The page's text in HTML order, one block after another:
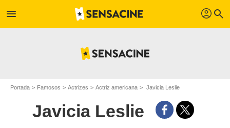
menu profil search
Portada Famosos Actrizes Actriz americana Javicia Leslie
Javicia Leslie